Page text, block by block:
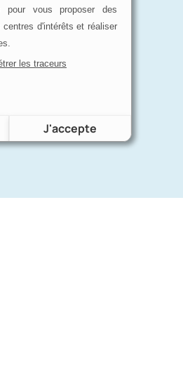
pour vous proposer des
d'intérêts et réaliser
les traceurs
J'accepte